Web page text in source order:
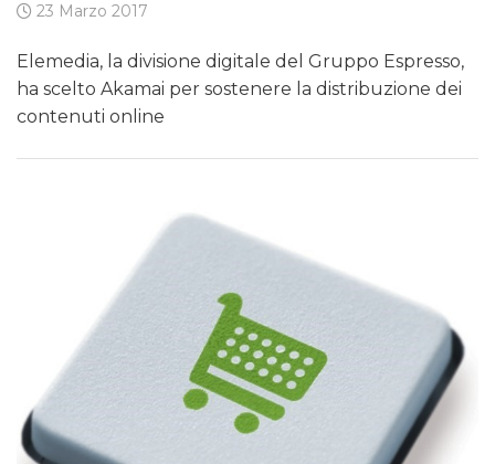
23 Marzo 2017
Elemedia, la divisione digitale del Gruppo Espresso,
ha scelto Akamai per sostenere la distribuzione dei
contenuti online